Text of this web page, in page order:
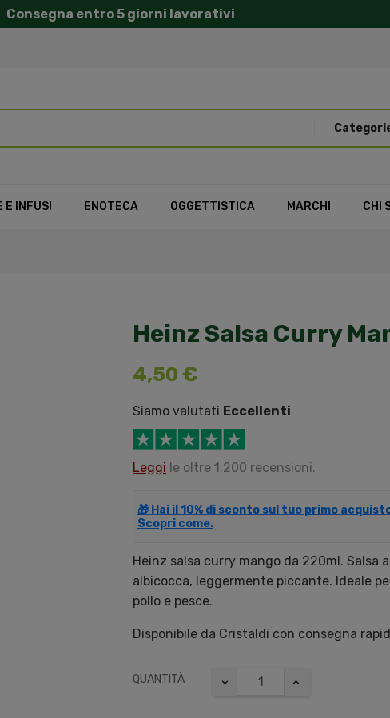
Consegna entro 5 giorni lavorativi
E INFUSI ENOTECA OGGETTISTICA MARCHI CHI
Heinz Salsa Curry
4,50 €
Siamo valutati Eccellenti
Leggi le oltre 1.200 recensioni.
🎁 Hai il 10% di sconto sul tuo primo
Scopri come.
Heinz salsa curry mango da 220ml. Salsa
albicocca, leggermente piccante. Ideale
pollo e pesce.
Disponibile da Cristaldi con consegna
QUANTITÀ